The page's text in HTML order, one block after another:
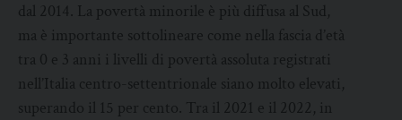
dal 2014. La povertà minorile è più diffusa al Sud,
ma è importante sottolineare come nella fascia d’età
tra 0 e 3 anni i livelli di povertà assoluta registrati
nell’Italia centro-settentrionale siano molto elevati,
superando il 15 per cento. Tra il 2021 e il 2022, in